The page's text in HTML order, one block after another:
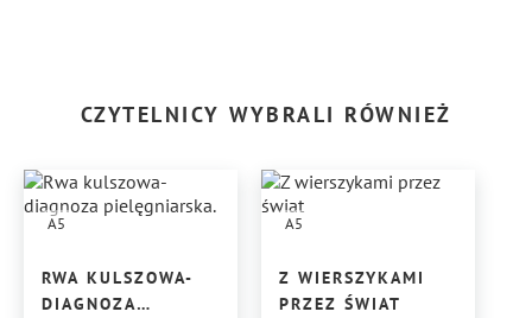
CZYTELNICY WYBRALI RÓWNIEŻ
A5
RWA KULSZOWA-
DIAGNOZA
A5
Z WIERSZYKAMI
PRZEZ ŚWIAT